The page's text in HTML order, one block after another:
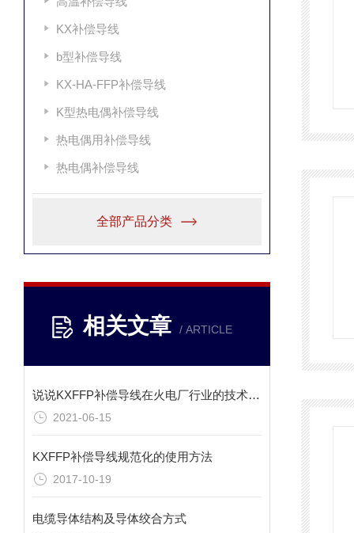
KX补偿导线
b型补偿导线
KX-HA-FFP补偿导线
K型热电偶补偿导线
热电偶用补偿导线
热电偶补偿导线
全部产品分类
相关文章 / ARTICLE
说说KXFFP补偿导线在火电厂行业的技术要求
2021-06-15
KXFFP补偿导线规范化的使用方法
2017-10-19
电缆导体结构及导体绞合方式